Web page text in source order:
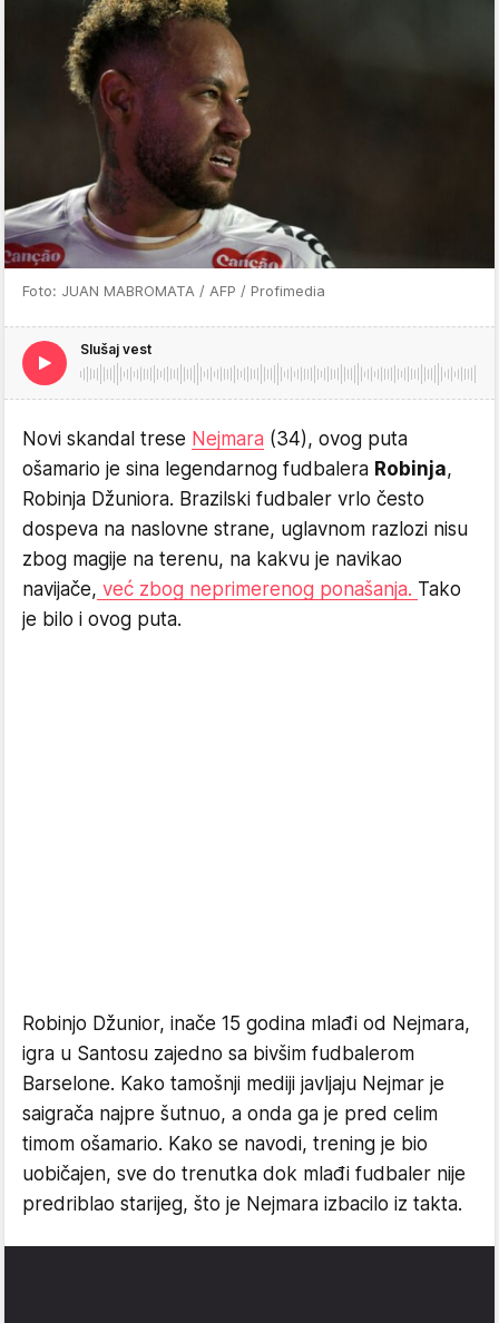
Foto: JUAN MABROMATA / AFP / Profimedia
Slušaj vest
Novi skandal trese Nejmara (34), ovog puta
ošamario je sina legendarnog fudbalera Robinja,
Robinja Džuniora. Brazilski fudbaler vrlo često
dospeva na naslovne strane, uglavnom razlozi nisu
zbog magije na terenu, na kakvu je navikao
navijače, već zbog neprimerenog ponašanja. Tako
je bilo i ovog puta.
Robinjo Džunior, inače 15 godina mlađi od Nejmara,
igra u Santosu zajedno sa bivšim fudbalerom
Barselone. Kako tamošnji mediji javljaju Nejmar je
saigrača najpre šutnuo, a onda ga je pred celim
timom ošamario. Kako se navodi, trening je bio
uobičajen, sve do trenutka dok mlađi fudbaler nije
predriblao starijeg, što je Nejmara izbacilo iz takta.